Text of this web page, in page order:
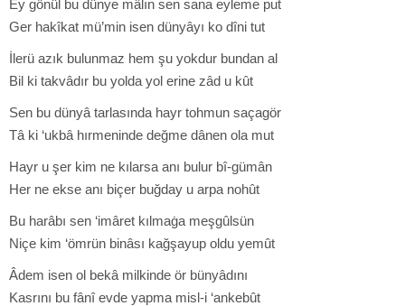
Ey gönül bu dünye mâlın sen sana eyleme put
Ger hakîkat mü’min isen dünyâyı ko dîni tut
İlerü azık bulunmaz hem şu yokdur bundan al
Bil ki takvâdır bu yolda yol erine zâd u kût
Sen bu dünyâ tarlasında hayr tohmun saçagör
Tâ ki ‘ukbâ hırmeninde değme dânen ola mut
Hayr u şer kim ne kılarsa anı bulur bî-gümân
Her ne ekse anı biçer buğday u arpa nohût
Bu harâbı sen ‘imâret kılmaġa meşgûlsün
Niçe kim ‘ömrün binâsı kağşayup oldu yemût
Âdem isen ol bekâ milkinde ör bünyâdını
Kasrını bu fânî evde yapma misl-i ‘ankebût